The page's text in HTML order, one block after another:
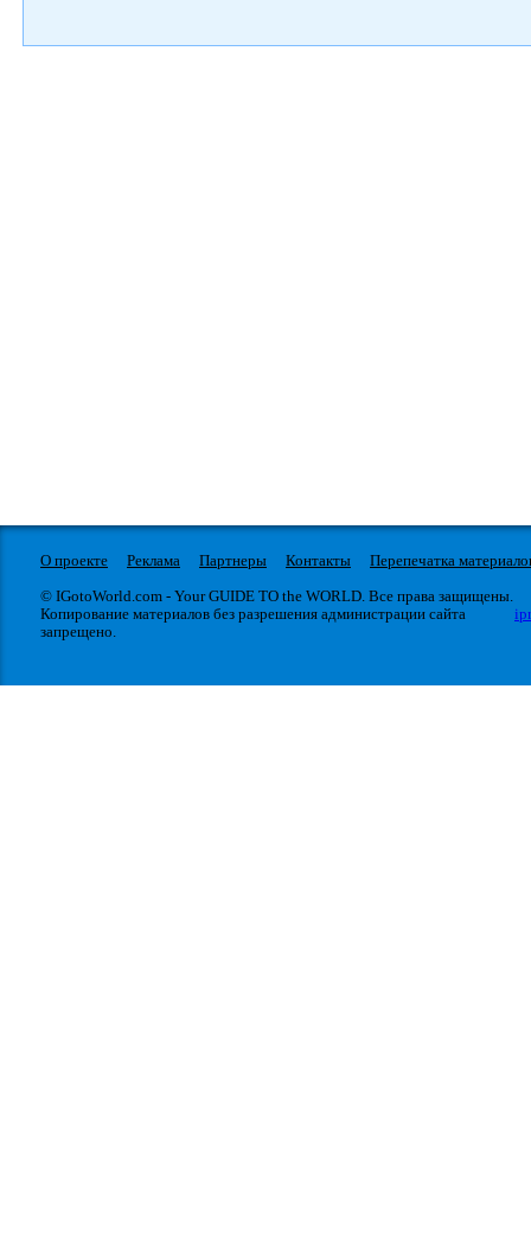
О проекте Реклама Партнеры Контакты
Перепечатка
© IGotoWorld.com - Your GUIDE TO the WORLD. Все права защищены.
Копирование материалов без разрешения администрации сайта
запрещено.